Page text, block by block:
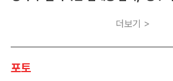
더보기 >
포토